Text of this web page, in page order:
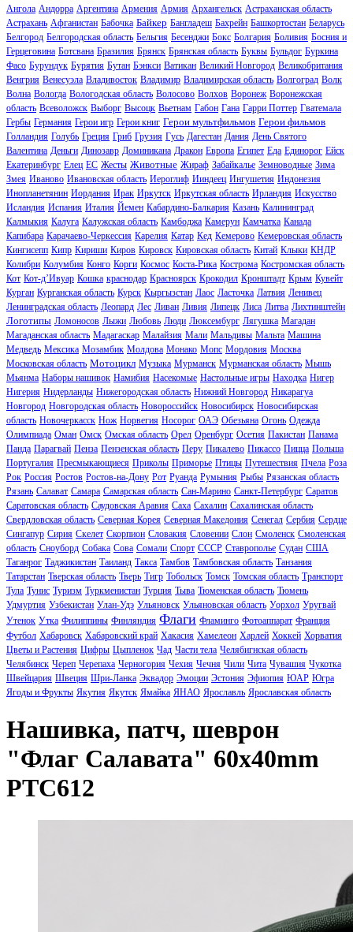
Ангола Андорра Аргентина Армения Армия Архангельск Астраханская область
Астрахань Афганистан Бабочка Байкер Бангладеш Бахрейн Башкортостан Беларусь
Белгород Белгородская область Бельгия Бесенджи Бокс Болгария Боливия Босния и
Герцеговина Ботсвана Бразилия Брянск Брянская область Буквы Бульдог Буркина
Фасо Бурундук Бурятия Бутан Бэнкси Ватикан Великий Новгород Великобритания
Венгрия Венесуэла Владивосток Владимир Владимирская область Волгоград Волк
Волна Вологда Вологодская область Волосово Волхов Воронеж Воронежская
область Всеволожск Выборг Высоцк Вьетнам Габон Гана Гарри Поттер Гватемала
Гербы Германия Герои игр Герои книг Герои мультфильмов Герои фильмов
Голландия Голубь Греция Гриб Грузия Гусь Дагестан Дания День Святого
Валентина Деньги Динозавр Доминикана Дракон Европа Египет Еда Единорог Ейск
Екатеринбург Елец ЕС Жесты Животные Жираф Забайкалье Земноводные Зима
Змея Иваново Ивановская область Иероглиф Ииндеец Ингушетия Индонезия
Инопланетянин Иордания Ирак Иркутск Иркутская область Ирландия Искусство
Исландия Испания Италия Йемен Кабардино-Балкария Казань Калининград
Калмыкия Калуга Калужская область Камбоджа Камерун Камчатка Канада
Капибара Карачаево-Черкессия Карелия Катар Кед Кемерово Кемеровская область
Кингисепп Кипр Кириши Киров Кировск Кировская область Китай Клыки КНДР
Колибри Колумбия Конго Корги Космос Коста-Рика Кострома Костромская область
Кот Кот-д’Ивуар Кошка краснодар Красноярск Крокодил Кронштадт Крым Кувейт
Курган Курганская область Курск Кыргызстан Лаос Ласточка Латвия Ленивец
Ленинградская область Леопард Лес Ливан Ливия Липецк Лиса Литва Лихтинштейн
Логотипы Ломоносов Лыжи Любовь Люди Люксембург Лягушка Магадан
Магаданская область Мадагаскар Малайзия Мали Мальдивы Мальта Машина
Медведь Мексика Мозамбик Молдова Монако Мопс Мордовия Москва
Московская область Мотоцикл Музыка Мурманск Мурманская область Мышь
Мьянма Наборы нашивок Намибия Насекомые Настольные игры Находка Нигер
Нигерия Нидерланды Нижегородская область Нижний Новгород Никарагуа
Новгород Новгородская область Новороссийск Новосибирск Новосибирская
область Новочеркасск Нож Норвегия Носорог ОАЭ Обезьяна Огонь Одежда
Олимпиада Оман Омск Омская область Орел Оренбург Осетия Пакистан Панама
Панда Парагвай Пенза Пензенская область Перу Пикалево Пикассо Пицца Польша
Португалия Пресмыкающиеся Приколы Приморье Птицы Путешествия Пчела Роза
Рок Россия Ростов Ростов-на-Дону Рот Руанда Румыния Рыбы Рязанская область
Рязань Салават Самара Самарская область Сан-Марино Санкт-Петербург Саратов
Саратовская область Саудовская Аравия Саха Сахалин Сахалинская область
Свердловская область Северная Корея Северная Македония Сенегал Сербия Сердце
Сингапур Сирия Скелет Скорпион Словакия Словении Слон Смоленск Смоленская
область Сноуборд Собака Сова Сомали Спорт СССР Ставрополье Судан США
Таганрог Таджикистан Таиланд Такса Тамбов Тамбовская область Танзания
Татарстан Тверская область Тверь Тигр Тобольск Томск Томская область Транспорт
Тула Тунис Туризм Туркменистан Турция Тыва Тюменская область Тюмень
Удмуртия Узбекистан Улан-Удэ Ульяновск Ульяновская область Уорхол Уругвай
Утенок Утка Филиппины Финляндия Флаги Фламинго Фотоаппарат Франция
Футбол Хабаровск Хабаровский край Хакасия Хамелеон Харлей Хоккей Хорватия
Цветы и Растения Цифры Цыпленок Чад Части тела Челябигнская область
Челябинск Череп Черепаха Черногория Чехия Чечня Чили Чита Чувашия Чукотка
Швейцария Швеция Шри-Ланка Эквадор Эмоции Эстония Эфиопия ЮАР Югра
Ягоды и Фрукты Якутия Якутск Ямайка ЯНАО Ярославль Ярославская область
Нашивка, патч, шеврон
"Флаг Салавата" 60x40mm
PTC612